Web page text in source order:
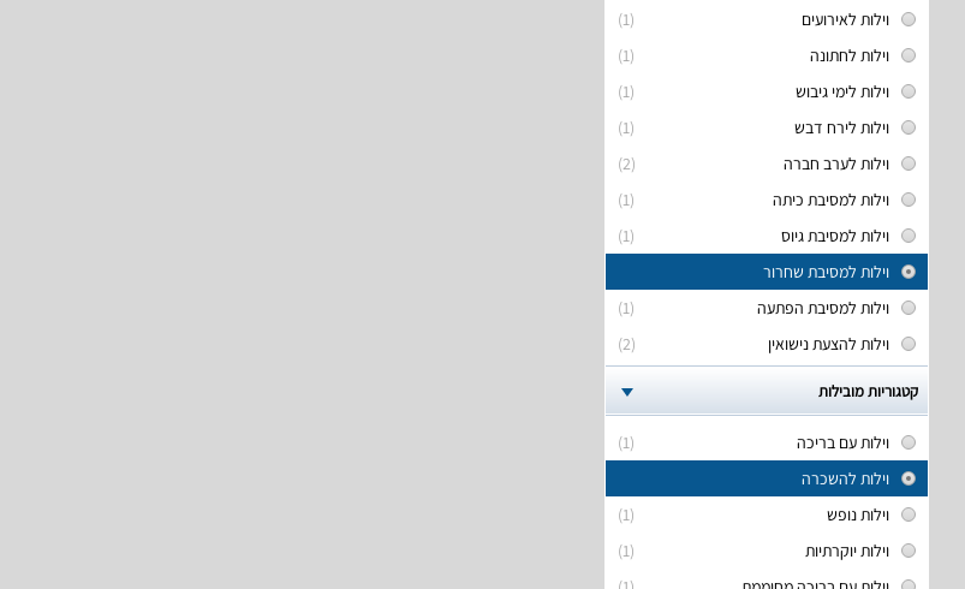
(1)
וילות לאירועים
(1)
וילות לחתונה
(1)
וילות לימי גיבוש
(1)
וילות לירח דבש
(2)
וילות לערב חברה
(1)
וילות למסיבת כיתה
(1)
וילות למסיבת גיוס
וילות למסיבת שחרור
(1)
וילות למסיבת הפתעה
(2)
וילות להצעת נישואין
קטגוריות מובילות
(1)
וילות עם בריכה
וילות להשכרה
(1)
וילות נופש
(1)
וילות יוקרתיות